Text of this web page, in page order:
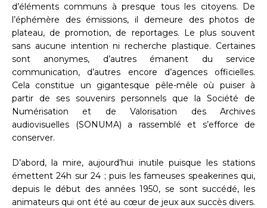
d’éléments communs à presque tous les citoyens. De
l’éphémère des émissions, il demeure des photos de
plateau, de promotion, de reportages. Le plus souvent
sans aucune intention ni recherche plastique. Certaines
sont anonymes, d’autres émanent du service
communication, d’autres encore d’agences officielles.
Cela constitue un gigantesque pêle-mêle où puiser à
partir de ses souvenirs personnels que la Société de
Numérisation et de Valorisation des Archives
audiovisuelles (SONUMA) a rassemblé et s’efforce de
conserver.
D’abord, la mire, aujourd’hui inutile puisque les stations
émettent 24h sur 24 ; puis les fameuses speakerines qui,
depuis le début des années 1950, se sont succédé, les
animateurs qui ont été au cœur de jeux aux succès divers.